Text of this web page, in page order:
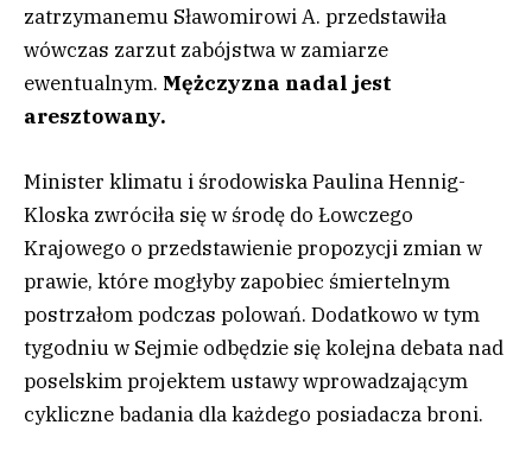
zatrzymanemu Sławomirowi A. przedstawiła
wówczas zarzut zabójstwa w zamiarze
ewentualnym. Mężczyzna nadal jest
aresztowany.
Minister klimatu i środowiska Paulina Hennig-
Kloska zwróciła się w środę do Łowczego
Krajowego o przedstawienie propozycji zmian w
prawie, które mogłyby zapobiec śmiertelnym
postrzałom podczas polowań. Dodatkowo w tym
tygodniu w Sejmie odbędzie się kolejna debata nad
poselskim projektem ustawy wprowadzającym
cykliczne badania dla każdego posiadacza broni.